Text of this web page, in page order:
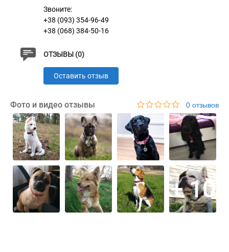
Звоните:
+38 (093) 354-96-49
+38 (068) 384-50-16
ОТЗЫВЫ (0)
Оставить отзыв
Фото и видео отзывы 0 отзывов
+ 10
представленного на стенде.
Характеристики
Латунь с Никелевым Покрытием и